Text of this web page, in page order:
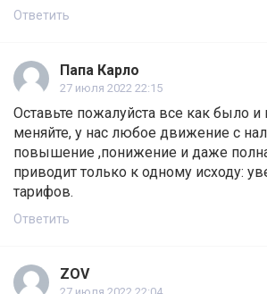
Ответить
Папа Карло
27 июля 2022 22:15
Оставьте пожалуйста все как было и
меняйте, у нас любое движение с
повышение ,понижение и даже
приводит только к одному исходу:
тарифов.
Ответить
ZOV